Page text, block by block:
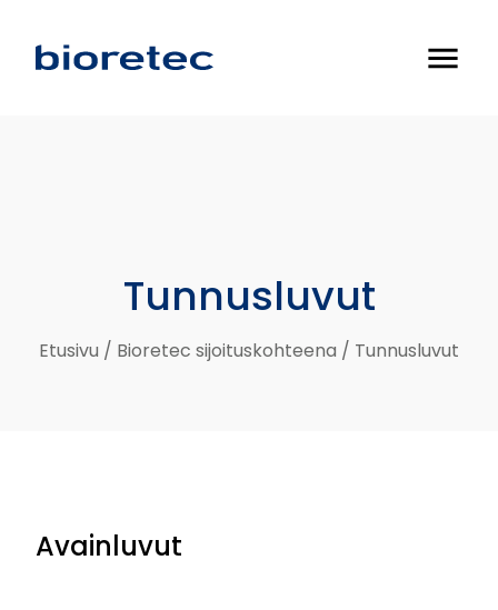
menu
Tunnusluvut
Etusivu / Bioretec sijoituskohteena / Tunnusluvut
Avainluvut